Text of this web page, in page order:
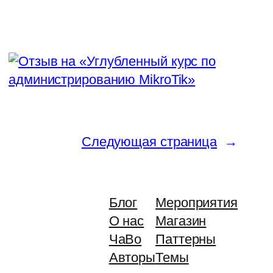
Следующая страница →
Блог
О нас
ЧаВо
Авторы
Мероприятия
Магазин
Паттерны
Темы